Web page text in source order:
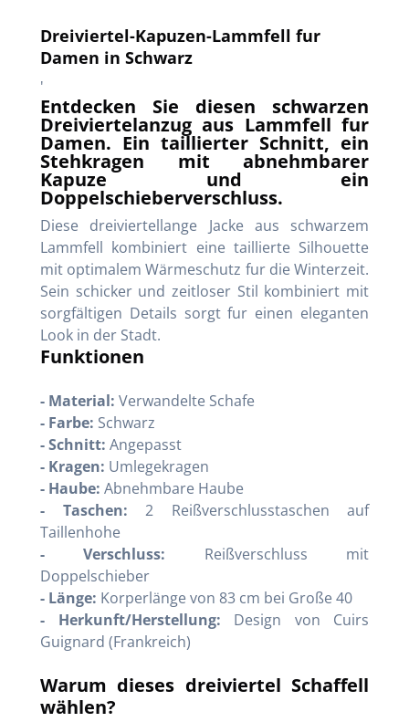
Dreiviertel-Kapuzen-Lammfell fur
Damen in Schwarz
'
Entdecken Sie diesen schwarzen
Dreiviertelanzug aus Lammfell fur
Damen. Ein taillierter Schnitt, ein
Stehkragen mit abnehmbarer
Kapuze und ein
Doppelschieberverschluss.
Diese dreiviertellange Jacke aus schwarzem
Lammfell kombiniert eine taillierte Silhouette
mit optimalem Wärmeschutz fur die Winterzeit.
Sein schicker und zeitloser Stil kombiniert mit
sorgfältigen Details sorgt fur einen eleganten
Look in der Stadt.
Funktionen
- Material: Verwandelte Schafe
- Farbe: Schwarz
- Schnitt: Angepasst
- Kragen: Umlegekragen
- Haube: Abnehmbare Haube
- Taschen: 2 Reißverschlusstaschen auf
Taillenhohe
- Verschluss: Reißverschluss mit
Doppelschieber
- Länge: Korperlänge von 83 cm bei Große 40
- Herkunft/Herstellung: Design von Cuirs
Guignard (Frankreich)
Warum dieses dreiviertel Schaffell
wählen?